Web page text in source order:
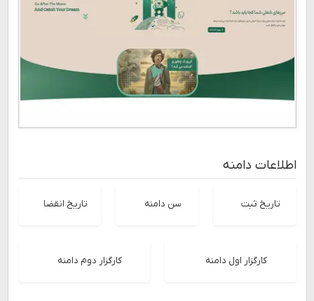
اطلاعات دامنه
تاریخ ثبت سن دامنه تاریخ انقضا
کارگزار اول دامنه کارگزار دوم دامنه